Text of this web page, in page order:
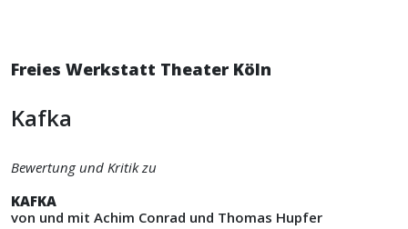
Freies Werkstatt Theater Köln
Kafka
Bewertung und Kritik zu
KAFKA
von und mit Achim Conrad und Thomas Hupfer